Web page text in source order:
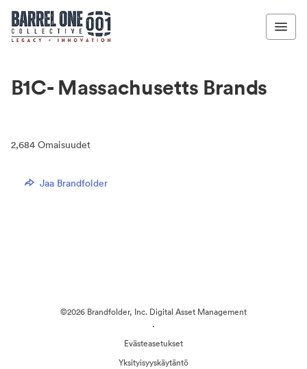
B1C- Massachusetts Brands
2,684 Omaisuudet
Jaa Brandfolder
©2026 Brandfolder, Inc. Digital Asset Management
·
Evästeasetukset
Yksityisyyskäytäntö